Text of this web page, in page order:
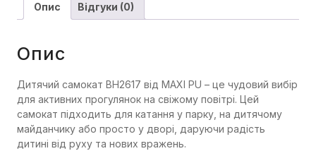
Опис Відгуки (0)
Опис
Дитячий самокат BH2617 від MAXI PU – це чудовий вибір
для активних прогулянок на свіжому повітрі. Цей
самокат підходить для катання у парку, на дитячому
майданчику або просто у дворі, даруючи радість
дитині від руху та нових вражень.